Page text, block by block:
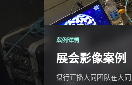
案例详情
展会影像案例
摄行直播大同团队在大